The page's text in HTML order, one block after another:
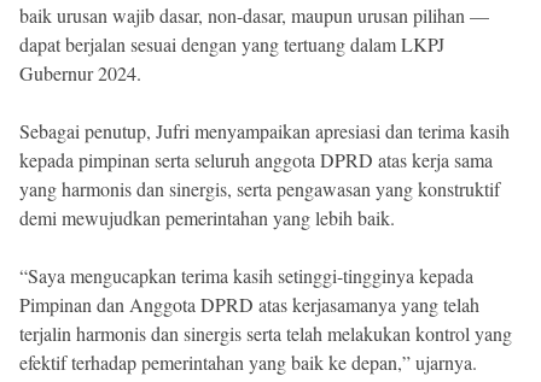
baik urusan wajib dasar, non-dasar, maupun urusan pilihan —
dapat berjalan sesuai dengan yang tertuang dalam LKPJ
Gubernur 2024.
Sebagai penutup, Jufri menyampaikan apresiasi dan terima kasih
kepada pimpinan serta seluruh anggota DPRD atas kerja sama
yang harmonis dan sinergis, serta pengawasan yang konstruktif
demi mewujudkan pemerintahan yang lebih baik.
“Saya mengucapkan terima kasih setinggi-tingginya kepada
Pimpinan dan Anggota DPRD atas kerjasamanya yang telah
terjalin harmonis dan sinergis serta telah melakukan kontrol yang
efektif terhadap pemerintahan yang baik ke depan,” ujarnya.